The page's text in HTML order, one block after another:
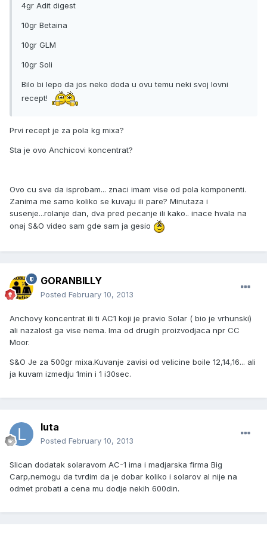
4gr Adit digest
10gr Betaina
10gr GLM
10gr Soli
Bilo bi lepo da jos neko doda u ovu temu neki svoj lovni
recept!
Prvi recept je za pola kg mixa?
Sta je ovo Anchicovi koncentrat?
Ovo cu sve da isprobam... znaci imam vise od pola komponenti.
Zanima me samo koliko se kuvaju ili pare? Minutaza i
susenje...rolanje dan, dva pred pecanje ili kako.. inace hvala na
onaj S&O video sam gde sam ja gesio
GORANBILLY
Posted February 10, 2013
Anchovy koncentrat ili ti AC1 koji je pravio Solar ( bio je vrhunski)
ali nazalost ga vise nema. Ima od drugih proizvodjaca npr CC
Moor.
S&O Je za 500gr mixa.Kuvanje zavisi od velicine boile 12,14,16... ali
ja kuvam izmedju 1min i 1 i30sec.
luta
Posted February 10, 2013
Slican dodatak solaravom AC-1 ima i madjarska firma Big
Carp,nemogu da tvrdim da je dobar koliko i solarov al nije na
odmet probati a cena mu dodje nekih 600din.